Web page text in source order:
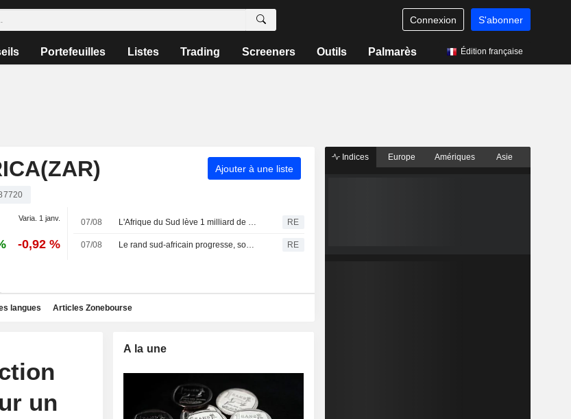
Connexion S'abonner
Portefeuilles Listes Trading Screeners Outils Palmarès Édition française
Ajouter à une liste
Varia. 1 janv.
-0,92 %
07/08 L'Afrique du Sud lève 1 milliard de rands lors d'une adjudication d'obligations indexées sur l'inflation RE
07/08 Le rand sud-africain progresse, soutenu par la fermeté de l'or avant les chiffres de l'emploi américain RE
langues Articles Zonebourse
un
A la une
Indices Europe Amériques Asie